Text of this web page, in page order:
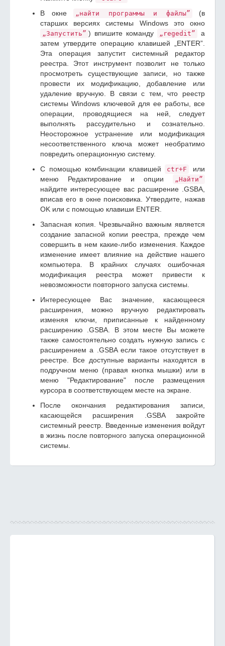
В окне „найти программы и файлы”
(в
старших версиях системы Windows это окно
„Запустить” ) впишите команду „regedit”
а
затем утвердите операцию клавишей „ENTER”.
Эта операция запустит системный редактор
реестра. Этот инструмент позволит не только
просмотреть существующие записи, но также
провести их модификацию, добавление или
удаление вручную. В связи с тем, что реестр
системы Windows ключевой для ее работы, все
операции, проводящиеся на ней, следует
выполнять рассудительно и сознательно.
Неосторожное устранение или модификация
несоответственного ключа может необратимо
повредить операционную систему.
С помощью комбинации клавишей
ctr+F
или
меню Редактирование и опции
„Найти”
найдите интересующее вас расширение .GSBA,
вписав его в окне поисковика. Утвердите, нажав
OK или с помощью клавиши ENTER.
Запасная копия. Чрезвычайно важным является
создание запасной копии реестра, прежде чем
совершить в нем какие-либо изменения. Каждое
изменение имеет влияние на действие нашего
компьютера. В крайних случаях ошибочная
модификация реестра может привести к
невозможности повторного запуска системы.
Интересующее Вас значение, касающееся
расширения, можно вручную редактировать
изменяя ключи, приписанные к найденному
расширению .GSBA. В этом месте Вы можете
также самостоятельно создать нужную запись с
расширением а .GSBA если такое отсутствует в
реестре. Все доступные варианты находятся в
подручном меню (правая кнопка мышки) или в
меню "Редактирование" после размещения
курсора в соответствующем месте на экране.
После окончания редактирования записи,
касающейся расширения .GSBA закройте
системный реестр. Введенные изменения войдут
в жизнь после повторного запуска операционной
системы.